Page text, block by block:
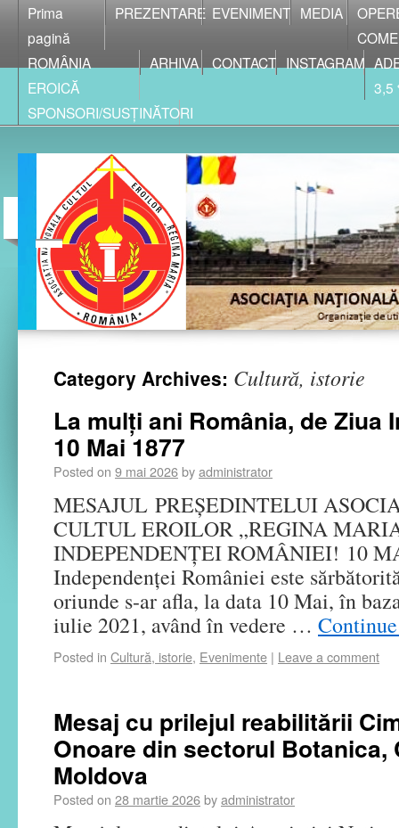
Prima
pagină
PREZENTARE EVENIMENT MEDIA
ROMÂNIA
EROICĂ
ARHIVA CONTACT INSTAGRAM
3,5
SPONSORI/SUSȚINĂTORI
Category Archives: Cultură, istorie
La mulți ani România, de Ziua
10 Mai 1877
Posted on 9 mai 2026byadministrator
MESAJUL PREȘEDINTELUI
CULTUL EROILOR „REGINA
INDEPENDENȚEI ROMÂNIEI! 10
Independenței României este
oriunde s-ar afla, la data 10 Mai, în
iulie 2021, având în vedere …
Posted in Cultură, istorie, Evenimente | Leave a comment
Mesaj cu prilejul reabilitării
Onoare din sectorul Botanica,
Moldova
Posted on 28 martie 2026byadministrator